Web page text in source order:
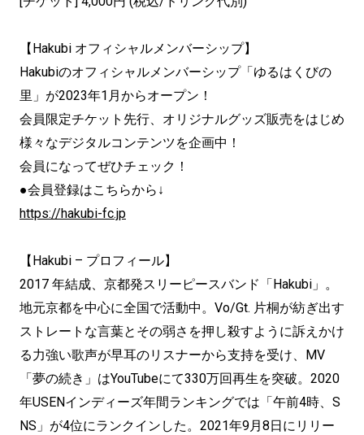
【Hakubi オフィシャルメンバーシップ】
Hakubiのオフィシャルメンバーシップ「ゆるはくびの
里」が2023年1月からオープン！
会員限定チケット先行、オリジナルグッズ販売をはじめ
様々なデジタルコンテンツを企画中！
会員になってぜひチェック！
●会員登録はこちらから↓
https://hakubi-fc.jp
【Hakubi – プロフィール】
2017 年結成、京都発スリーピースバンド「Hakubi」。
地元京都を中心に全国で活動中。Vo/Gt. 片桐が紡ぎ出す
ストレートな言葉とその弱さを押し殺すように訴えかけ
る力強い歌声が早耳のリスナーから支持を受け、MV
「夢の続き」はYouTubeにて330万回再生を突破。2020
年USENインディーズ年間ランキングでは「午前4時、S
NS」が4位にランクインした。2021年9月8日にリリー